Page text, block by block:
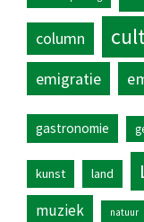
column
emigratie
gastronomie
kunst land
muziek natuur